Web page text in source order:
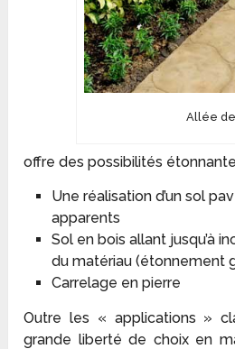
Allée
offre des possibilités
Une réalisation d’un sol
apparents
Sol en bois allant jusqu’à
du matériau (étonnement
Carrelage en pierre
Outre les « applications »
grande liberté de choix en